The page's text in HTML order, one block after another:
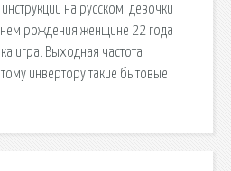
на русском. девочки
рождения женщине 22 года
игра. Выходная частота
инвертору такие бытовые